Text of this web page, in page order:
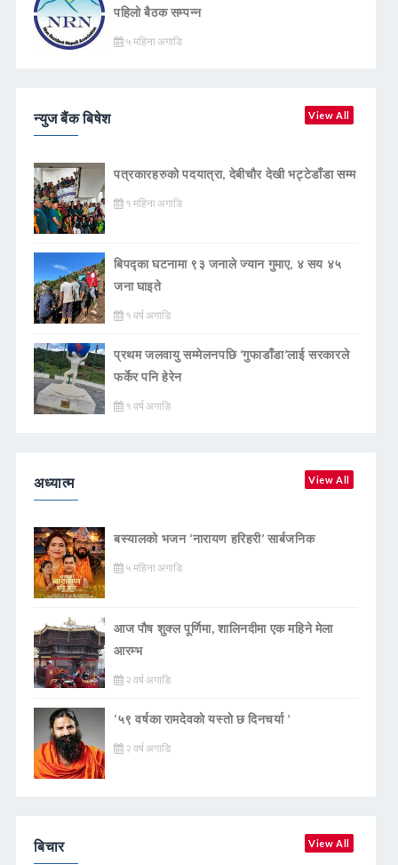
पहिलो बैठक सम्पन्न
५ महिना अगाडि
न्युज बैंक बिषेश View All
पत्रकारहरुको पदयात्रा, देबीचौर देखी भट्टेडाँडा सम्म
१ महिना अगाडि
बिपद्का घटनामा ९३ जनाले ज्यान गुमाए, ४ सय ४५
जना घाइते
१ वर्ष अगाडि
प्रथम जलवायु सम्मेलनपछि ‘गुफाडाँडा’लाई सरकारले
फर्केर पनि हेरेन
१ वर्ष अगाडि
अध्यात्म View All
बस्यालको भजन ‘नारायण हरिहरी’ सार्बजनिक
५ महिना अगाडि
आज पौष शुक्ल पूर्णिमा, शालिनदीमा एक महिने मेला
आरम्भ
२ वर्ष अगाडि
‘५९ वर्षका रामदेवकाे यस्ताे छ दिनचर्या ’
२ वर्ष अगाडि
बिचार View All